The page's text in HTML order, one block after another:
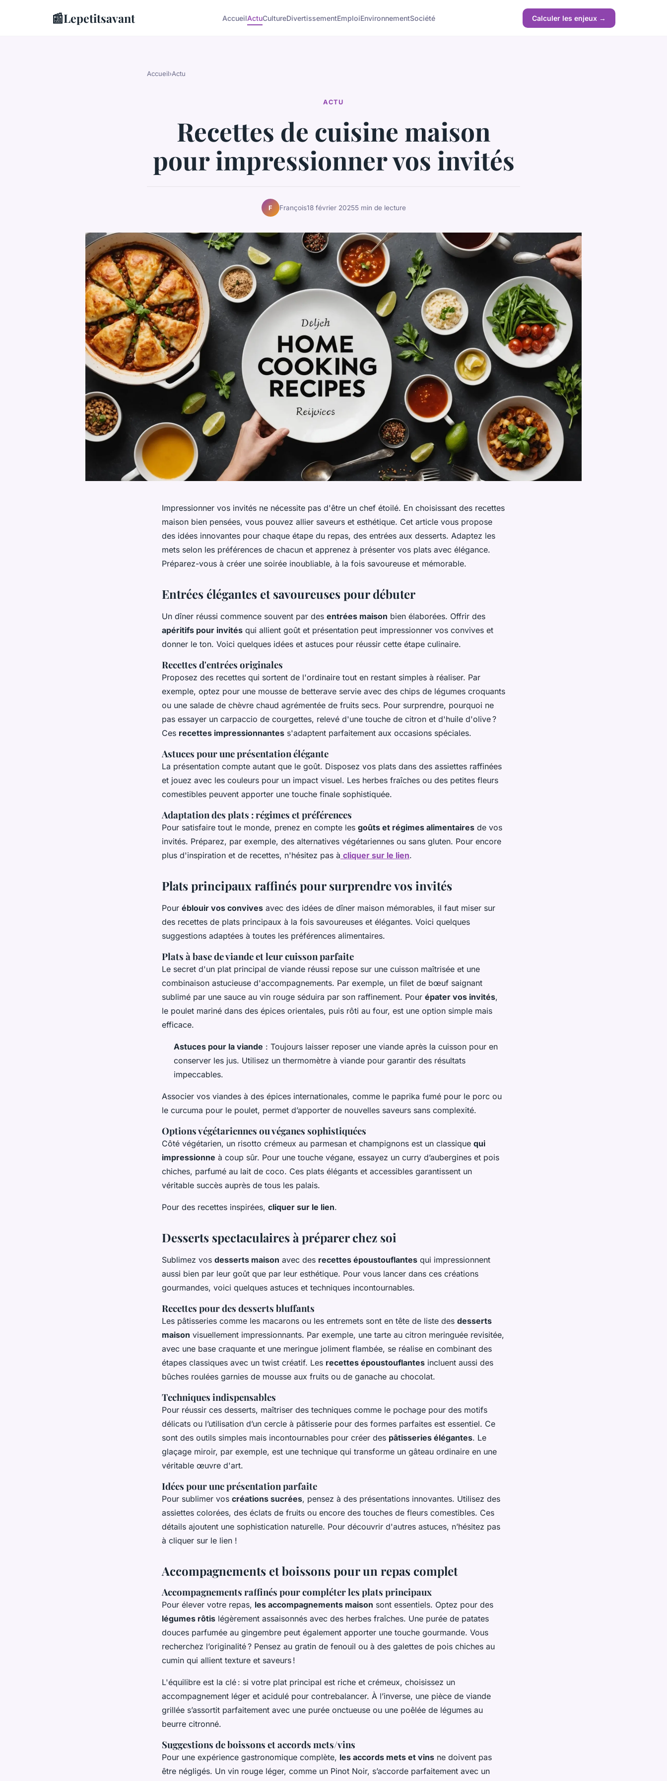
📰Lepetitsavant AccueilActuCultureDivertissementEmploiEnvironnementSociété Calculer les enjeux →
Accueil›Actu
ACTU
Recettes de cuisine maison
pour impressionner vos invités
F François18 février 20255 min de lecture
Impressionner vos invités ne nécessite pas d'être un chef étoilé. En choisissant des recettes
maison bien pensées, vous pouvez allier saveurs et esthétique. Cet article vous propose
des idées innovantes pour chaque étape du repas, des entrées aux desserts. Adaptez les
mets selon les préférences de chacun et apprenez à présenter vos plats avec élégance.
Préparez-vous à créer une soirée inoubliable, à la fois savoureuse et mémorable.
Entrées élégantes et savoureuses pour débuter
Un dîner réussi commence souvent par des entrées maison bien élaborées. Offrir des
apéritifs pour invités qui allient goût et présentation peut impressionner vos convives et
donner le ton. Voici quelques idées et astuces pour réussir cette étape culinaire.
Recettes d'entrées originales
Proposez des recettes qui sortent de l'ordinaire tout en restant simples à réaliser. Par
exemple, optez pour une mousse de betterave servie avec des chips de légumes croquants
ou une salade de chèvre chaud agrémentée de fruits secs. Pour surprendre, pourquoi ne
pas essayer un carpaccio de courgettes, relevé d'une touche de citron et d'huile d'olive ?
Ces recettes impressionnantes s'adaptent parfaitement aux occasions spéciales.
Astuces pour une présentation élégante
La présentation compte autant que le goût. Disposez vos plats dans des assiettes raffinées
et jouez avec les couleurs pour un impact visuel. Les herbes fraîches ou des petites fleurs
comestibles peuvent apporter une touche finale sophistiquée.
Adaptation des plats : régimes et préférences
Pour satisfaire tout le monde, prenez en compte les goûts et régimes alimentaires de vos
invités. Préparez, par exemple, des alternatives végétariennes ou sans gluten. Pour encore
plus d'inspiration et de recettes, n'hésitez pas à cliquer sur le lien.
Plats principaux raffinés pour surprendre vos invités
Pour éblouir vos convives avec des idées de dîner maison mémorables, il faut miser sur
des recettes de plats principaux à la fois savoureuses et élégantes. Voici quelques
suggestions adaptées à toutes les préférences alimentaires.
Plats à base de viande et leur cuisson parfaite
Le secret d'un plat principal de viande réussi repose sur une cuisson maîtrisée et une
combinaison astucieuse d'accompagnements. Par exemple, un filet de bœuf saignant
sublimé par une sauce au vin rouge séduira par son raffinement. Pour épater vos invités,
le poulet mariné dans des épices orientales, puis rôti au four, est une option simple mais
efficace.
Astuces pour la viande : Toujours laisser reposer une viande après la cuisson pour en
conserver les jus. Utilisez un thermomètre à viande pour garantir des résultats
impeccables.
Associer vos viandes à des épices internationales, comme le paprika fumé pour le porc ou
le curcuma pour le poulet, permet d’apporter de nouvelles saveurs sans complexité.
Options végétariennes ou véganes sophistiquées
Côté végétarien, un risotto crémeux au parmesan et champignons est un classique qui
impressionne à coup sûr. Pour une touche végane, essayez un curry d’aubergines et pois
chiches, parfumé au lait de coco. Ces plats élégants et accessibles garantissent un
véritable succès auprès de tous les palais.
Pour des recettes inspirées, cliquer sur le lien.
Desserts spectaculaires à préparer chez soi
Sublimez vos desserts maison avec des recettes époustouflantes qui impressionnent
aussi bien par leur goût que par leur esthétique. Pour vous lancer dans ces créations
gourmandes, voici quelques astuces et techniques incontournables.
Recettes pour des desserts bluffants
Les pâtisseries comme les macarons ou les entremets sont en tête de liste des desserts
maison visuellement impressionnants. Par exemple, une tarte au citron meringuée revisitée,
avec une base craquante et une meringue joliment flambée, se réalise en combinant des
étapes classiques avec un twist créatif. Les recettes époustouflantes incluent aussi des
bûches roulées garnies de mousse aux fruits ou de ganache au chocolat.
Techniques indispensables
Pour réussir ces desserts, maîtriser des techniques comme le pochage pour des motifs
délicats ou l’utilisation d’un cercle à pâtisserie pour des formes parfaites est essentiel. Ce
sont des outils simples mais incontournables pour créer des pâtisseries élégantes. Le
glaçage miroir, par exemple, est une technique qui transforme un gâteau ordinaire en une
véritable œuvre d'art.
Idées pour une présentation parfaite
Pour sublimer vos créations sucrées, pensez à des présentations innovantes. Utilisez des
assiettes colorées, des éclats de fruits ou encore des touches de fleurs comestibles. Ces
détails ajoutent une sophistication naturelle. Pour découvrir d'autres astuces, n’hésitez pas
à cliquer sur le lien !
Accompagnements et boissons pour un repas complet
Accompagnements raffinés pour compléter les plats principaux
Pour élever votre repas, les accompagnements maison sont essentiels. Optez pour des
légumes rôtis légèrement assaisonnés avec des herbes fraîches. Une purée de patates
douces parfumée au gingembre peut également apporter une touche gourmande. Vous
recherchez l’originalité ? Pensez au gratin de fenouil ou à des galettes de pois chiches au
cumin qui allient texture et saveurs !
L'équilibre est la clé : si votre plat principal est riche et crémeux, choisissez un
accompagnement léger et acidulé pour contrebalancer. À l’inverse, une pièce de viande
grillée s’assortit parfaitement avec une purée onctueuse ou une poêlée de légumes au
beurre citronné.
Suggestions de boissons et accords mets/vins
Pour une expérience gastronomique complète, les accords mets et vins ne doivent pas
être négligés. Un vin rouge léger, comme un Pinot Noir, s’accorde parfaitement avec un